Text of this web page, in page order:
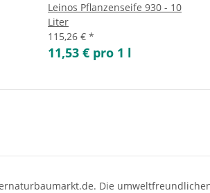
Leinos Pflanzenseife 930 - 10
Liter
115,26 € *
11,53 € pro 1 l
Die